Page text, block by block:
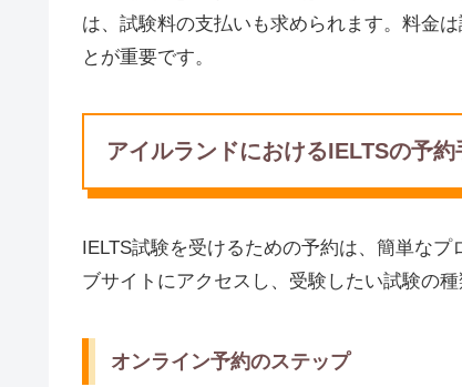
は、試験料の支払いも求められます。料金
とが重要です。
アイルランドにおけるIELTSの予約
IELTS試験を受けるための予約は、簡単な
ブサイトにアクセスし、受験したい試験の種
オンライン予約のステップ